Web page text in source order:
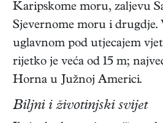
Karipskome moru, zaljevu
Sjevernome moru i drugdje.
uglavnom pod utjecajem
rijetko je veća od 15 m;
Horna u Južnoj Americi.
Biljni i životinjski svijet